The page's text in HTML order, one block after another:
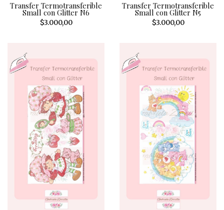
Transfer Termotransferible
Small con Glitter N6
$3.000,00
Transfer Termotransferible
Small con Glitter N5
$3.000,00